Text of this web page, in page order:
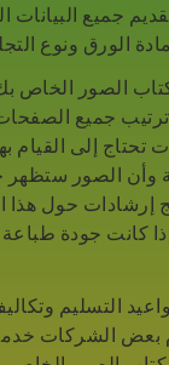
جميع البيانات
الورق ونوع
الصور الخاص
جميع
تحتاج إلى القيام
وأن الصور ستظهر
إرشادات حول هذا
كانت جودة
التسليم
بعض الشركات